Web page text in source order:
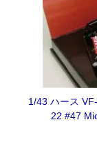
1/43 ハース
22 #47